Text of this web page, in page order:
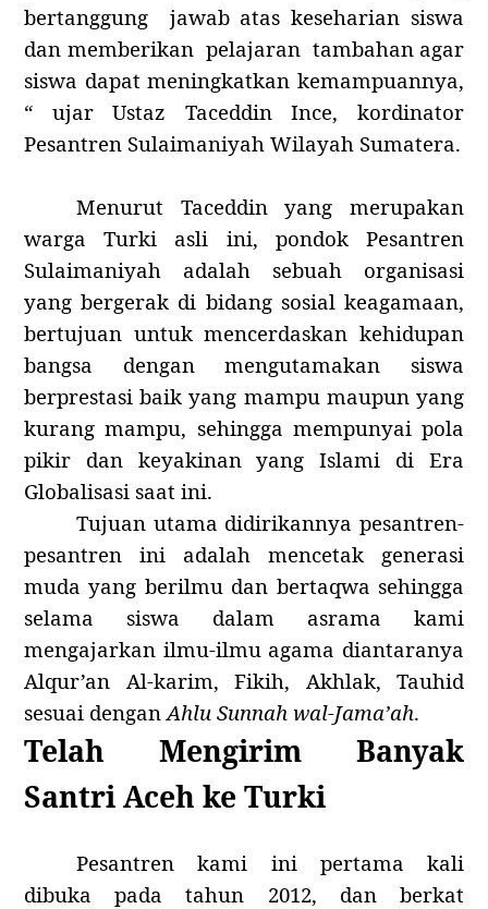
bertanggung jawab atas keseharian siswa
dan memberikan pelajaran tambahan agar
siswa dapat meningkatkan kemampuannya,
“ ujar Ustaz Taceddin Ince, kordinator
Pesantren Sulaimaniyah Wilayah Sumatera.
Menurut Taceddin yang merupakan
warga Turki asli ini, pondok Pesantren
Sulaimaniyah adalah sebuah organisasi
yang bergerak di bidang sosial keagamaan,
bertujuan untuk mencerdaskan kehidupan
bangsa dengan mengutamakan siswa
berprestasi baik yang mampu maupun yang
kurang mampu, sehingga mempunyai pola
pikir dan keyakinan yang Islami di Era
Globalisasi saat ini.
Tujuan utama didirikannya pesantren-
pesantren ini adalah mencetak generasi
muda yang berilmu dan bertaqwa sehingga
selama siswa dalam asrama kami
mengajarkan ilmu-ilmu agama diantaranya
Alqur’an Al-karim, Fikih, Akhlak, Tauhid
sesuai dengan Ahlu Sunnah wal-Jama’ah.
Telah Mengirim Banyak
Santri Aceh ke Turki
Pesantren kami ini pertama kali
dibuka pada tahun 2012, dan berkat